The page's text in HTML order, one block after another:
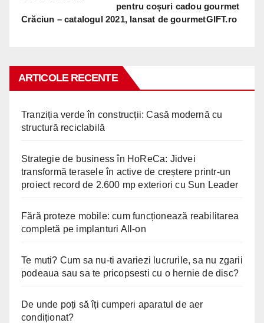
pentru coșuri cadou gourmet
Crăciun – catalogul 2021, lansat de gourmetGIFT.ro
ARTICOLE RECENTE
Tranziția verde în construcții: Casă modernă cu
structură reciclabilă
Strategie de business în HoReCa: Jidvei
transformă terasele în active de creștere printr-un
proiect record de 2.600 mp exteriori cu Sun Leader
Fără proteze mobile: cum funcționează reabilitarea
completă pe implanturi All-on
Te muti? Cum sa nu-ti avariezi lucrurile, sa nu zgarii
podeaua sau sa te pricopsesti cu o hernie de disc?
De unde poți să îți cumperi aparatul de aer
condiționat?